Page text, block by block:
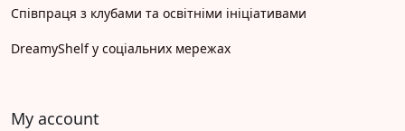
Співпраця з клубами та освітніми ініціативами
DreamyShelf у соціальних мережах
My account